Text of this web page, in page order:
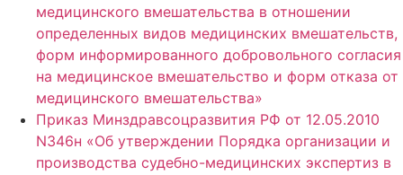
медицинского вмешательства в отношении
определенных видов медицинских вмешательств,
форм информированного добровольного согласия
на медицинское вмешательство и форм отказа от
медицинского вмешательства»
Приказ Минздравсоцразвития РФ от 12.05.2010
N346н «Об утверждении Порядка организации и
производства судебно-медицинских экспертиз в